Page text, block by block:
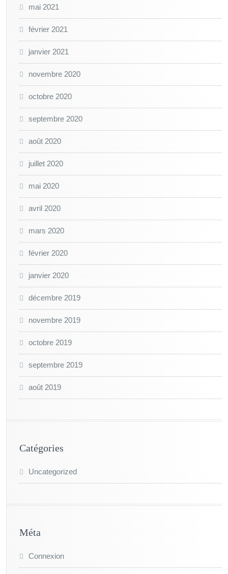
mai 2021
février 2021
janvier 2021
novembre 2020
octobre 2020
septembre 2020
août 2020
juillet 2020
mai 2020
avril 2020
mars 2020
février 2020
janvier 2020
décembre 2019
novembre 2019
octobre 2019
septembre 2019
août 2019
Catégories
Uncategorized
Méta
Connexion